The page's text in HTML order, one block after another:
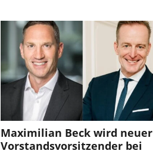
Maximilian Beck wird neuer
Vorstandsvorsitzender bei